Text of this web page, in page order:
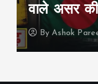
वाले असर की
ByAshok